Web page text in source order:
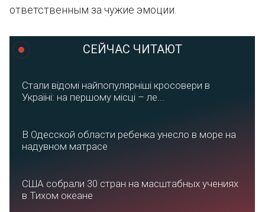
ответственным за чужие эмоции.
СЕЙЧАС ЧИТАЮТ
Стали відомі найпопулярніші кросовери в
Україні: на першому місці – ле...
В Одесской области ребенка унесло в море на
надувном матрасе
США собрали 30 стран на масштабных учениях
в Тихом океане